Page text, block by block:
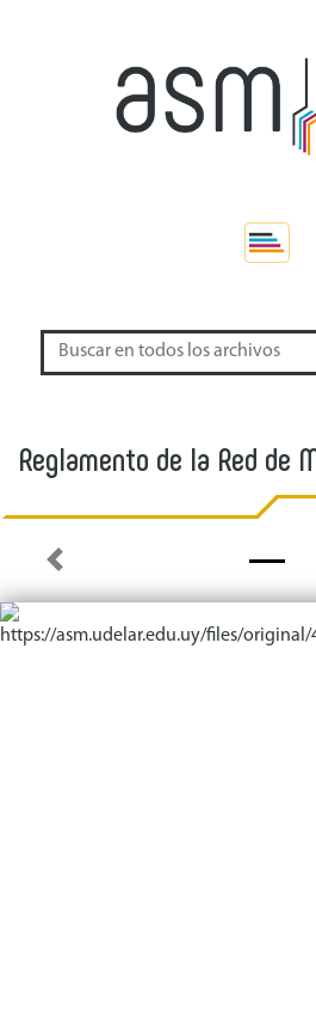
Reglamento de la Red de
del Uruguay
Previous